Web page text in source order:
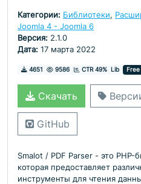
Категории: Библиотеки,
Joomla 4 - Joomla 6
Версия: 2.1.0
Дата: 17 марта 2022
Скачивания
4651 Просмотры
9586 CTR 49% Lib Free
Скачать
GitHub
Smalot / PDF Parser - это PHP-
которая предоставляет
инструменты для чтения